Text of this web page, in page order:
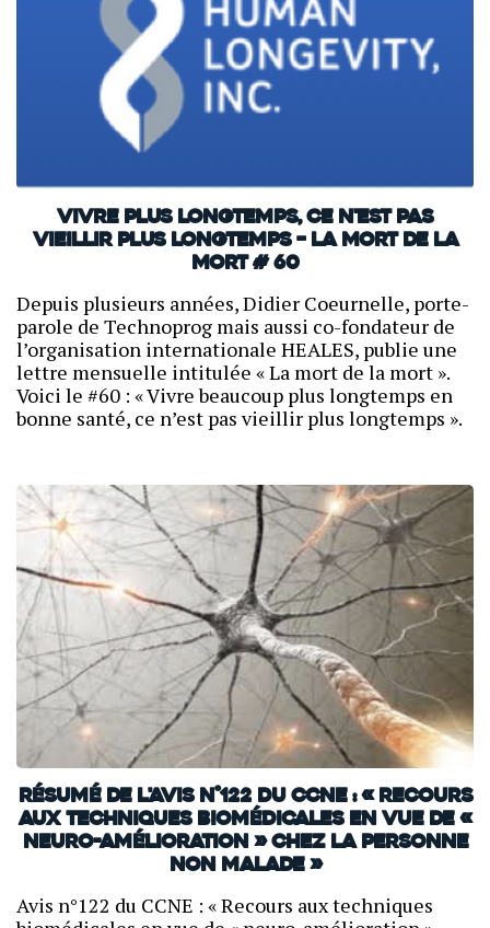
Vivre plus longtemps, ce n'est pas
vieillir plus longtemps – La mort de la
mort # 60
Depuis plusieurs années, Didier Coeurnelle, porte-
parole de Technoprog mais aussi co-fondateur de
l’organisation internationale HEALES, publie une
lettre mensuelle intitulée « La mort de la mort ».
Voici le #60 : « Vivre beaucoup plus longtemps en
bonne santé, ce n’est pas vieillir plus longtemps ».
Résumé de l'avis n°122 du CCNE : « Recours
aux techniques biomédicales en vue de «
neuro-amélioration » chez la personne
non malade »
Avis n°122 du CCNE : « Recours aux techniques